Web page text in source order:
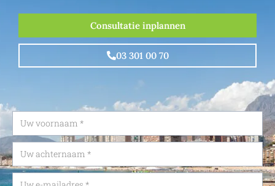
Consultatie inplannen
03 301 00 70